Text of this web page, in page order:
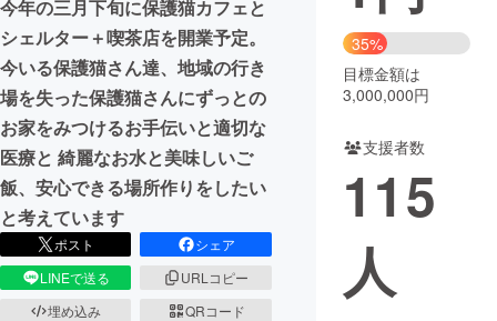
まちづくり・地域活性化
CAMPFIRE for Social Good
CAMPFIRE Creation
CAMPFIREふるさと納税machi-ya コミュニティ
今年の三月下旬に保護猫カフェと
シェルター＋喫茶店を開業予定。
今いる保護猫さん達、地域の行き
場を失った保護猫さんにずっとの
お家をみつけるお手伝いと適切な
医療と 綺麗なお水と美味しいご
飯、安心できる場所作りをしたい
と考えています
ポスト
シェア
LINEで送る
URLコピー
埋め込み
QRコード
35%
目標金額は
3,000,000円
支援者数
115
人